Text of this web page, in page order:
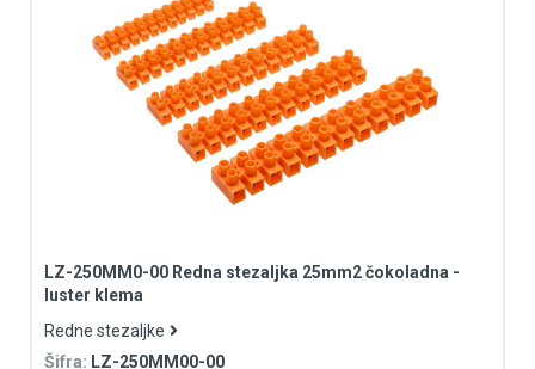
LZ-250MM0-00 Redna stezaljka 25mm2 čokoladna -
luster klema
Redne stezaljke
Šifra: LZ-250MM00-00